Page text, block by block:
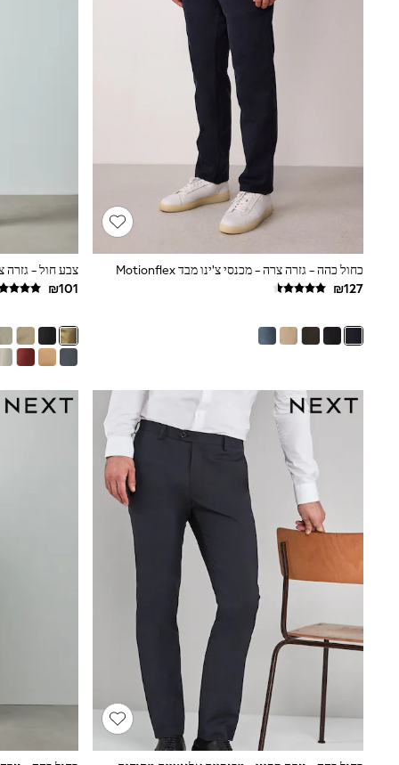
Hoodies & Sweatshirts
Leggings, Joggers & Shorts
T-Shirts & Vests
Sneakers
All Baby & Nursery
Rompersuits & Dungarees
Bodysuits
BOYS
New in
50 - 98cm
Trending Now: Baggy Jeans
The White Edit
Trending Now: Wide Leg Trousers
Holiday Shop
Gamer
Toy Story
THE SET
Shop All Clothing
Babygrows & Sleepsuits
Bodysuits & Vests
Coats & Jackets
Hoodies
Joggers
Jumpers & Knitwear
Loungewear
Nightwear & Pyjamas
Pants & Chinos
Polo Shirts
Schoolwear
Sets & Outfits
Shirts
Shorts
כחול כהה - גזרה צרה - מכנסי צ'ינו מבד Motionflex